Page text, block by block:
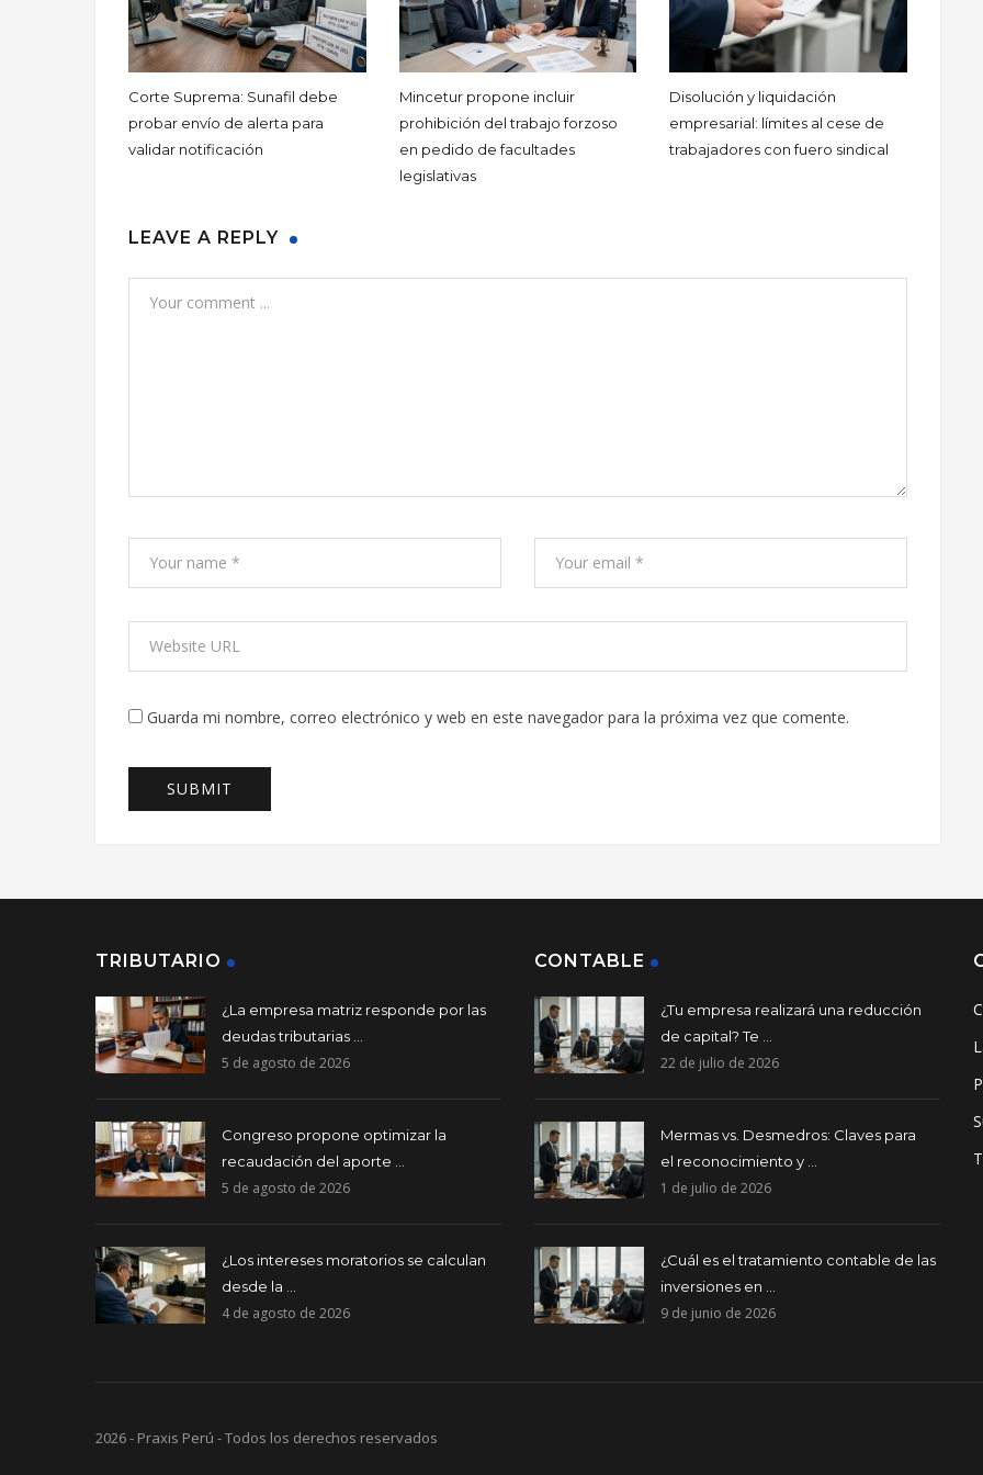
Corte Suprema: Sunafil debe
probar envío de alerta para
validar notificación
Mincetur propone incluir
prohibición del trabajo forzoso
en pedido de facultades
legislativas
Disolución y liquidación
empresarial: límites al cese de
trabajadores con fuero sindical
LEAVE A REPLY
Guarda mi nombre, correo electrónico y web en este navegador para la próxima vez que comente.
TRIBUTARIO
¿La empresa matriz responde por las
deudas tributarias ...
5 de agosto de 2026
Congreso propone optimizar la
recaudación del aporte ...
5 de agosto de 2026
¿Los intereses moratorios se calculan
desde la ...
4 de agosto de 2026
CONTABLE
¿Tu empresa realizará una reducción
de capital? Te ...
22 de julio de 2026
Mermas vs. Desmedros: Claves para
el reconocimiento y ...
1 de julio de 2026
¿Cuál es el tratamiento contable de las
inversiones en ...
9 de junio de 2026
2026 - Praxis Perú - Todos los derechos reservados